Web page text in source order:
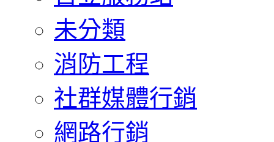
未分類
消防工程
社群媒體行銷
網路行銷